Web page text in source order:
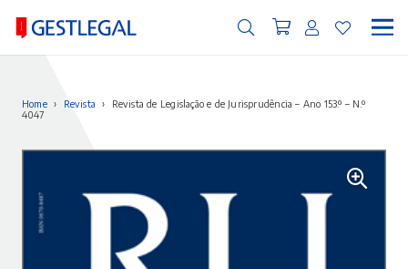
Home › Revista ›
Revista de Legislação e de Jurisprudência – Ano 153.º – N.º
4047